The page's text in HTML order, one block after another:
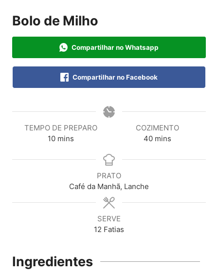
Bolo de Milho
Compartilhar no Whatsapp
Compartilhar no Facebook
TEMPO DE PREPARO
10 mins
COZIMENTO
40 mins
PRATO
Café da Manhã, Lanche
SERVE
12 Fatias
Ingredientes